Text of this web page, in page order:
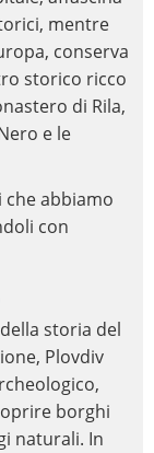
mentre
conserva
storico ricco
di Rila,
e le
abbiamo
con
storia del
Plovdiv
borghi
naturali. In